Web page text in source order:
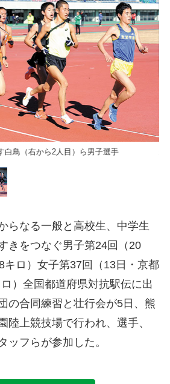
白鳥（右から2人目）ら男子選手
らなる一般と高校生、中学生
きをつなぐ男子第24回（20
キロ）女子第37回（13日・京都
）全国都道府県対抗駅伝に出
の合同練習と壮行会が5日、熊
陸上競技場で行われ、選手、
ッフらが参加した。